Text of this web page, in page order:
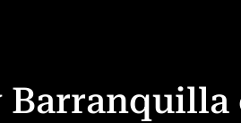
Barranquilla